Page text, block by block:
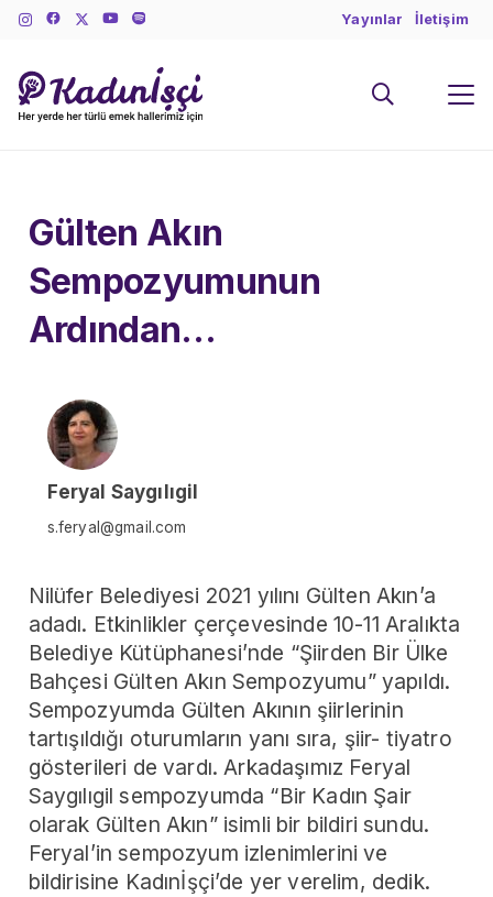
Yayınlar İletişim
Gülten Akın
Sempozyumunun
Ardından…
Feryal Saygılıgil
s.feryal@gmail.com
Nilüfer Belediyesi 2021 yılını Gülten Akın’a
adadı. Etkinlikler çerçevesinde 10-11 Aralıkta
Belediye Kütüphanesi’nde “Şiirden Bir Ülke
Bahçesi Gülten Akın Sempozyumu” yapıldı.
Sempozyumda Gülten Akının şiirlerinin
tartışıldığı oturumların yanı sıra, şiir- tiyatro
gösterileri de vardı. Arkadaşımız Feryal
Saygılıgil sempozyumda “Bir Kadın Şair
olarak Gülten Akın” isimli bir bildiri sundu.
Feryal’in sempozyum izlenimlerini ve
bildirisine Kadınİşçi’de yer verelim, dedik.